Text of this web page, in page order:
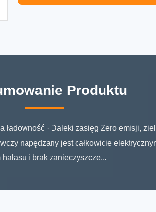
Produktu
ładowność · Daleki zasięg Zero emisji,
napędzany jest całkowicie
i brak zanieczyszcze...